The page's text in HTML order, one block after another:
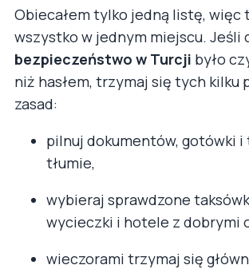
Obiecałem tylko jedną listę, więc
wszystko w jednym miejscu. Jeśli
bezpieczeństwo w Turcji było
niż hasłem, trzymaj się tych kilku
zasad:
pilnuj dokumentów, gotówki
tłumie,
wybieraj sprawdzone
wycieczki i hotele z dobrymi
wieczorami trzymaj się